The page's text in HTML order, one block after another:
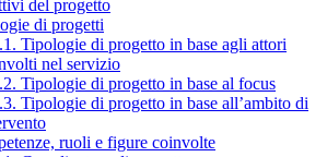
del progetto
di progetti
Tipologie di progetto in base agli attori
nel servizio
Tipologie di progetto in base al focus
Tipologie di progetto in base all’ambito di
ruoli e figure coinvolte